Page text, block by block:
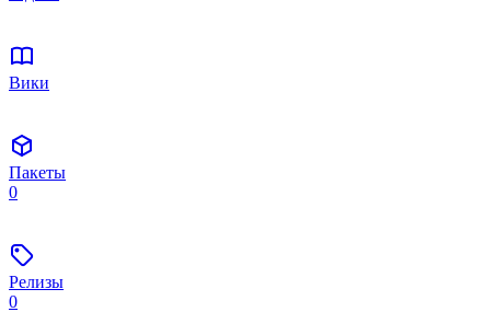
Вики
Пакеты
0
Релизы
0